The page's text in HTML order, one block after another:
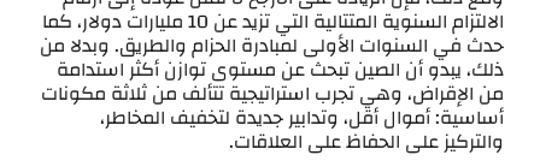
الالتزام السنوية المتتالية التي تزيد عن 10 مليارات دولار، كما
حدث في السنوات الأولى لمبادرة الحزام والطريق. وبدلا من
ذلك، يبدو أن الصين تبحث عن مستوى توازن أكثر استدامة
من الإقراض، وهي تجرب استراتيجية تتألف من ثلاثة مكونات
أساسية: أموال أقل، وتدابير جديدة لتخفيف المخاطر،
والتركيز على الحفاظ على العلاقات.